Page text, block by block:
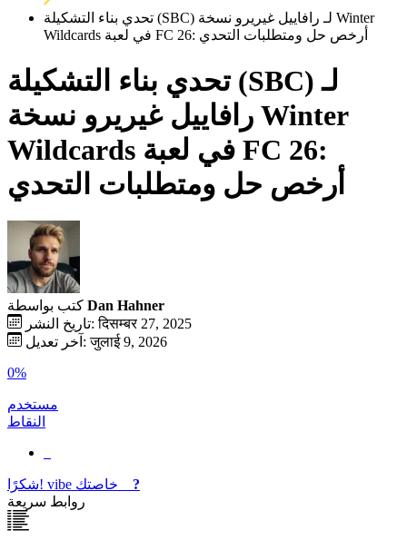
تحدي بناء التشكيلة (SBC) لـ رافاييل غيريرو نسخة Winter
Wildcards في لعبة FC 26: أرخص حل ومتطلبات التحدي
تحدي بناء التشكيلة (SBC) لـ
رافاييل غيريرو نسخة Winter
Wildcards في لعبة FC 26:
أرخص حل ومتطلبات التحدي
كتب بواسطة Dan Hahner
تاريخ النشر: दिसम्बर 27, 2025
آخر تعديل: जुलाई 9, 2026
0%
مستخدم
النقاط
شكرًا! vibe
?
روابط سريعة